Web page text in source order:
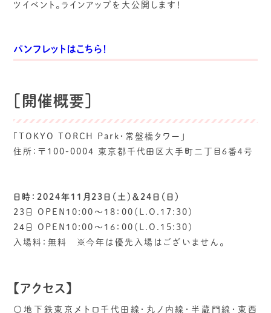
ツイベント。ラインアップを大公開します！
パンフレットはこちら！
［開催概要］
「TOKYO TORCH Park・常盤橋タワー」
住所：〒100-0004 東京都千代田区大手町二丁目６番４号
日時：2024年11月23日（土）＆24日（日）
23日 OPEN10:00～18：00（L.O.17:30）
24日 OPEN10:00～16：00（L.O.15:30）
入場料：無料 ※今年は優先入場はございません。
【アクセス】
〇地下鉄東京メトロ千代田線・丸ノ内線・半蔵門線・東西